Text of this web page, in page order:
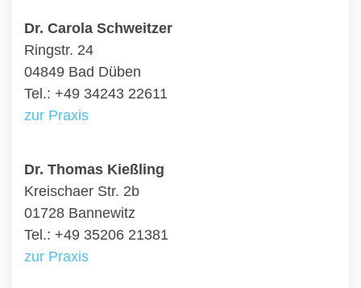
Dr. Carola Schweitzer
Ringstr. 24
04849 Bad Düben
Tel.: +49 34243 22611
zur Praxis
Dr. Thomas Kießling
Kreischaer Str. 2b
01728 Bannewitz
Tel.: +49 35206 21381
zur Praxis